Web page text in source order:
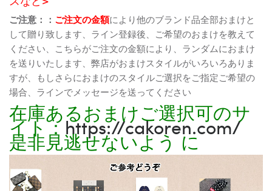
ご注意：： ご注文の金額により他のブランド品全部おまけと
して贈り致します、ライン登録後、ご希望のおまけを教えて
ください、こちらがご注文の金額により、ランダムにおまけ
を送りいたします、弊店がおまけスタイルがいろいろありま
すが、もしさらにおまけのスタイルご選択をご指定ご希望の
場合、ラインでメッセージを送ってください
在庫あるおまけご選択可のサ
イト：https://cakoren.com/
是非見逃せないよう に